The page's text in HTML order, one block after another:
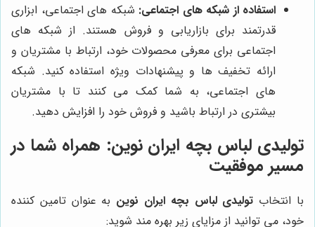
استفاده از شبکه های اجتماعی: شبکه های اجتماعی، ابزاری
قدرتمند برای بازاریابی و فروش هستند. از شبکه های
اجتماعی برای معرفی محصولات خود، ارتباط با مشتریان و
ارائه تخفیف ها و پیشنهادات ویژه استفاده کنید. شبکه
های اجتماعی، به شما کمک می کنند تا با مشتریان
بیشتری در ارتباط باشید و فروش خود را افزایش دهید.
تولیدی لباس بچه ایران نوین: همراه شما در
مسیر موفقیت
با انتخاب تولیدی لباس بچه ایران نوین به عنوان تامین کننده
خود، می توانید از مزایای زیر بهره مند شوید: